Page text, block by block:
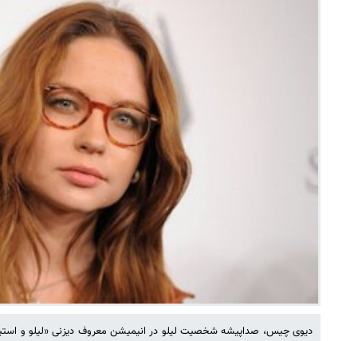
دیوی چیس، صداپیشه شخصیت لیلو در انیمیشن معروف دیزنی «لیلو و